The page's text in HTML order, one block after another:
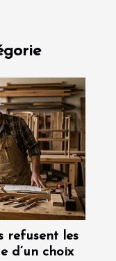
refusent les
d’un choix